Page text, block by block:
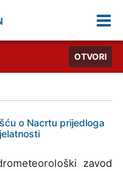
OTVORI
o Nacrtu prijedloga
zavod